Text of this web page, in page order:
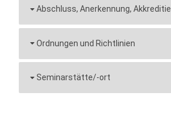
Abschluss, Anerkennung,
Ordnungen und Richtlinien
Seminarstätte/-ort